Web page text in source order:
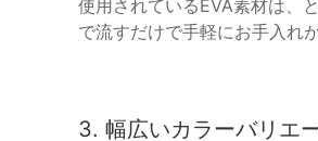
使用されているEVA素材は、
で流すだけで手軽にお手入れ
3. 幅広いカラーバリエ